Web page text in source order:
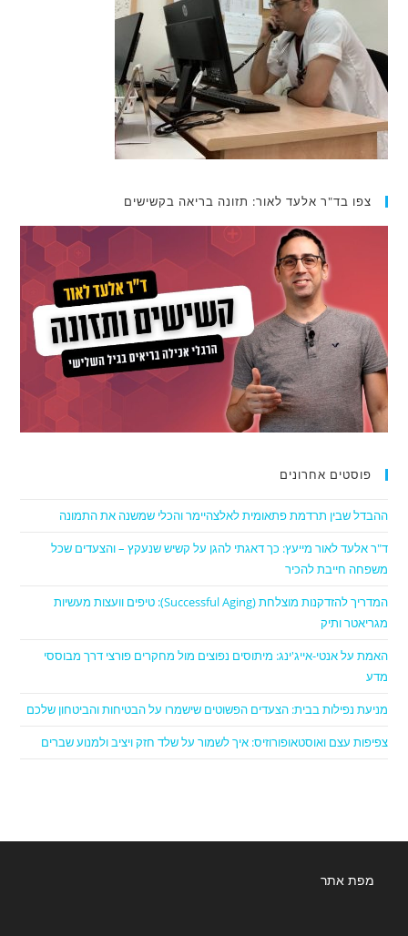
צפו בד"ר אלעד לאור: תזונה בריאה בקשישים
פוסטים אחרונים
ההבדל שבין תרדמת פתאומית לאלצהיימר והכלי שמשנה את התמונה
ד"ר אלעד לאור מייעץ: כך דאגתי להגן על קשיש שנעקץ – והצעדים שכל
משפחה חייבת להכיר
המדריך להזדקנות מוצלחת (Successful Aging): טיפים וועצות מעשיות
מגריאטר ותיק
האמת על אנטי-אייג'ינג: מיתוסים נפוצים מול מחקרים פורצי דרך מבוססי
מדע
מניעת נפילות בבית: הצעדים הפשוטים שישמרו על הבטיחות והביטחון שלכם
צפיפות עצם ואוסטאופורוזיס: איך לשמור על שלד חזק ויציב ולמנוע שברים
מפת אתר